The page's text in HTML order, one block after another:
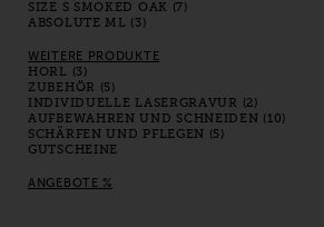
SIZE S SMOKED OAK (7)
ABSOLUTE ML (3)
WEITERE PRODUKTE
HORL (3)
ZUBEHÖR (5)
INDIVIDUELLE LASERGRAVUR (2)
AUFBEWAHREN UND SCHNEIDEN (10)
SCHÄRFEN UND PFLEGEN (5)
GUTSCHEINE
ANGEBOTE %